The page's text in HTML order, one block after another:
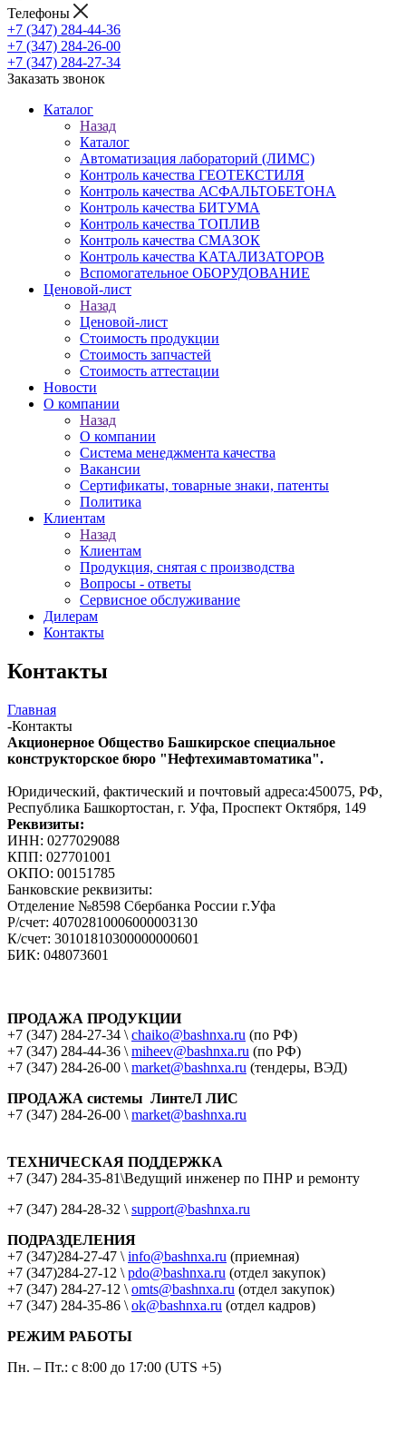
Телефоны
+7 (347) 284-44-36
+7 (347) 284-26-00
+7 (347) 284-27-34
Заказать звонок
Каталог
Назад
Каталог
Автоматизация лабораторий (ЛИМС)
Контроль качества ГЕОТЕКСТИЛЯ
Контроль качества АСФАЛЬТОБЕТОНА
Контроль качества БИТУМА
Контроль качества ТОПЛИВ
Контроль качества СМАЗОК
Контроль качества КАТАЛИЗАТОРОВ
Вспомогательное ОБОРУДОВАНИЕ
Ценовой-лист
Назад
Ценовой-лист
Стоимость продукции
Стоимость запчастей
Стоимость аттестации
Новости
О компании
Назад
О компании
Система менеджмента качества
Вакансии
Сертификаты, товарные знаки, патенты
Политика
Клиентам
Назад
Клиентам
Продукция, снятая с производства
Вопросы - ответы
Сервисное обслуживание
Дилерам
Контакты
Контакты
Главная
-Контакты
Акционерное Общество Башкирское специальное
конструкторское бюро "Нефтехимавтоматика".
Юридический, фактический и почтовый адреса:450075, РФ,
Республика Башкортостан, г. Уфа, Проспект Октября, 149
Реквизиты:
ИНН: 0277029088
КПП: 027701001
ОКПО: 00151785
Банковские реквизиты:
Отделение №8598 Сбербанка России г.Уфа
Р/счет: 40702810006000003130
К/счет: 30101810300000000601
БИК: 048073601
ПРОДАЖА ПРОДУКЦИИ
+7 (347) 284-27-34 \ chaiko@bashnxa.ru (по РФ)
+7 (347) 284-44-36 \ miheev@bashnxa.ru (по РФ)
+7 (347) 284-26-00 \ market@bashnxa.ru (тендеры, ВЭД)
ПРОДАЖА системы ЛинтеЛ ЛИС
+7 (347) 284-26-00 \ market@bashnxa.ru
ТЕХНИЧЕСКАЯ ПОДДЕРЖКА
+7 (347) 284-35-81\Ведущий инженер по ПНР и ремонту
+7 (347) 284-28-32 \ support@bashnxa.ru
ПОДРАЗДЕЛЕНИЯ
+7 (347)284-27-47 \ info@bashnxa.ru (приемная)
+7 (347)284-27-12 \ pdo@bashnxa.ru (отдел закупок)
+7 (347) 284-27-12 \ omts@bashnxa.ru (отдел закупок)
+7 (347) 284-35-86 \ ok@bashnxa.ru (отдел кадров)
РЕЖИМ РАБОТЫ
Пн. – Пт.: с 8:00 до 17:00 (UTS +5)